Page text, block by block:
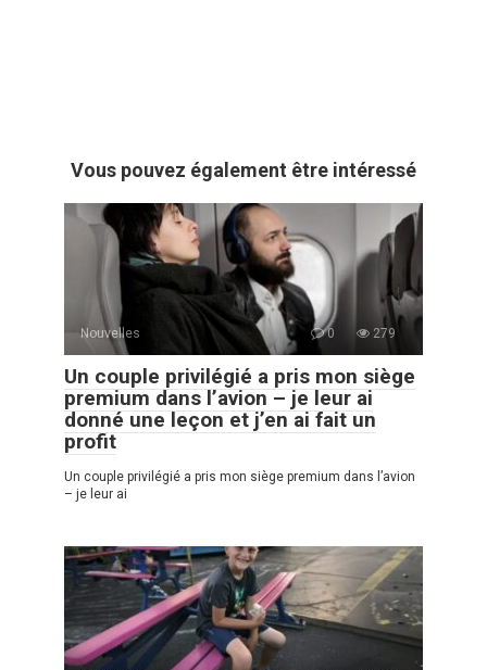
Vous pouvez également être intéressé
Nouvelles 0 279
Un couple privilégié a pris mon siège
premium dans l’avion – je leur ai
donné une leçon et j’en ai fait un
profit
Un couple privilégié a pris mon siège premium dans l’avion
– je leur ai